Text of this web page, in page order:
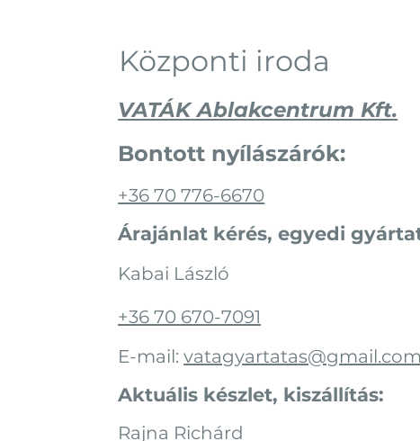
Központi iroda
VATÁK Ablakcentrum Kft.
Bontott nyílászárók:
+36 70 776-6670
Árajánlat kérés, egyedi
Kabai László
+36 70 670-7091
E-mail:vatagyartatas@gmail.com
Aktuális készlet, kiszállítás:
Rajna Richárd